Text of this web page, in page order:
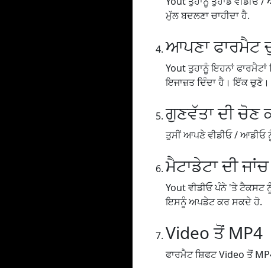
ਮੁੱਲ ਬਦਲਣਾ ਚਾਹੀਦਾ ਹੈ.
ਆਪਣਾ ਫਾਰਮੈਟ
Yout ਤੁਹਾਨੂੰ ਇਹਨਾਂ ਫਾਰਮੈਟਾਂ
ਇਜਾਜ਼ਤ ਦਿੰਦਾ ਹੈ। ਇੱਕ ਚੁਣੋ।
ਗੁਣਵੱਤਾ ਦੀ ਚੋਣ
ਤੁਸੀਂ ਆਪਣੇ ਵੀਡੀਓ / ਆਡੀਓ
ਮੈਟਾਡੇਟਾ ਦੀ
Yout ਵੀਡੀਓ ਪੰਨੇ 'ਤੇ ਟੈਕਸਟ
ਇਸਨੂੰ ਅਪਡੇਟ ਕਰ ਸਕਦੇ ਹੋ.
Video ਤੋਂ MP4
ਫਾਰਮੈਟ ਸ਼ਿਫਟ Video ਤੋਂ